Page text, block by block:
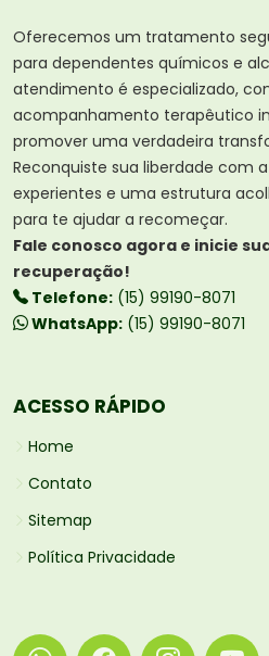
Oferecemos um tratamento
para dependentes químicos e
atendimento é especializado,
acompanhamento terapêutico
promover uma verdadeira
Reconquiste sua liberdade com
experientes e uma estrutura
para te ajudar a recomeçar.
Fale conosco agora e inicie
recuperação!
Telefone: (15) 99190-8071
WhatsApp: (15) 99190-8071
ACESSO RÁPIDO
Home
Contato
Sitemap
Política Privacidade